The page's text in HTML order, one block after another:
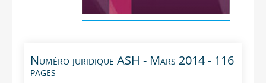
Numéro juridique ASH - Mars 2014 - 116
pages